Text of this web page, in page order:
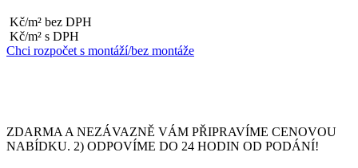
Kč/m² bez DPH
Kč/m² s DPH
Chci rozpočet s montáží/bez montáže
ZDARMA A NEZÁVAZNĚ VÁM PŘIPRAVÍME CENOVOU
NABÍDKU. 2) ODPOVÍME DO 24 HODIN OD PODÁNÍ!